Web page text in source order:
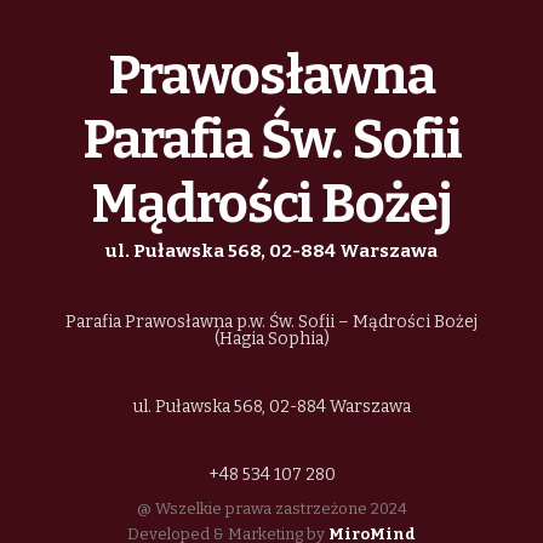
Prawosławna
Parafia Św. Sofii
Mądrości Bożej
ul. Puławska 568, 02-884 Warszawa
Parafia Prawosławna p.w. Św. Sofii – Mądrości Bożej
(Hagia Sophia)
ul. Puławska 568, 02-884 Warszawa
+48 534 107 280
@ Wszelkie prawa zastrzeżone 2024
Developed & Marketing by MiroMind